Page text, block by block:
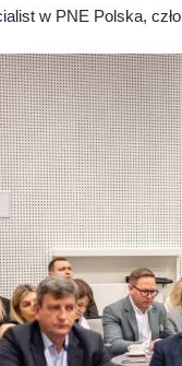
w PNE Polska,